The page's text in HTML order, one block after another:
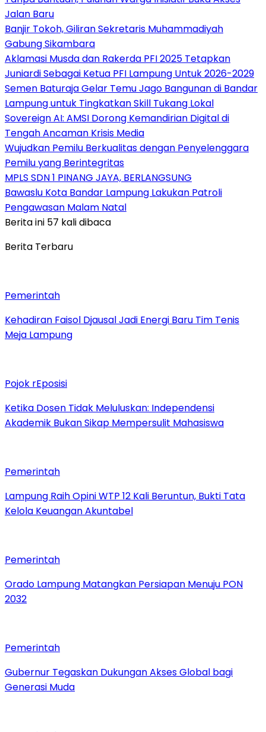
Jalan Baru
Banjir Tokoh, Giliran Sekretaris Muhammadiyah
Gabung Sikambara
Aklamasi Musda dan Rakerda PFI 2025 Tetapkan
Juniardi Sebagai Ketua PFI Lampung Untuk 2026-2029
Semen Baturaja Gelar Temu Jago Bangunan di Bandar
Lampung untuk Tingkatkan Skill Tukang Lokal
Sovereign AI: AMSI Dorong Kemandirian Digital di
Tengah Ancaman Krisis Media
Wujudkan Pemilu Berkualitas dengan Penyelenggara
Pemilu yang Berintegritas
MPLS SDN 1 PINANG JAYA, BERLANGSUNG
Bawaslu Kota Bandar Lampung Lakukan Patroli
Pengawasan Malam Natal
Berita ini 57 kali dibaca
Berita Terbaru
Pemerintah
Kehadiran Faisol Djausal Jadi Energi Baru Tim Tenis
Meja Lampung
Pojok rEposisi
Ketika Dosen Tidak Meluluskan: Independensi
Akademik Bukan Sikap Mempersulit Mahasiswa
Pemerintah
Lampung Raih Opini WTP 12 Kali Beruntun, Bukti Tata
Kelola Keuangan Akuntabel
Pemerintah
Orado Lampung Matangkan Persiapan Menuju PON
2032
Pemerintah
Gubernur Tegaskan Dukungan Akses Global bagi
Generasi Muda